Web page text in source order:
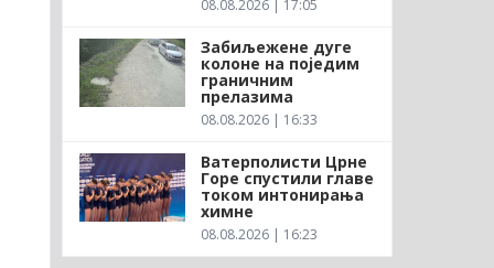
08.08.2026 | 17:05
Забиљежене дуге
колоне на поједим
граничним
прелазима
08.08.2026 | 16:33
Ватерполисти Црне
Горе спустили главе
током интонирања
химне
08.08.2026 | 16:23